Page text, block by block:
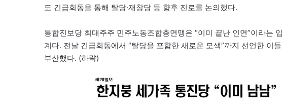
도 긴급회동을 통해 탈당·재창당 등 향후 진로를 논의했다.
통합진보당 최대주주 민주노동조합총연맹은 “이미 끝난 인연”이라는
계다. 전날 긴급회동에서 “탈당을 포함한 새로운 모색”까지 선언한 이
부산했다. (하략)